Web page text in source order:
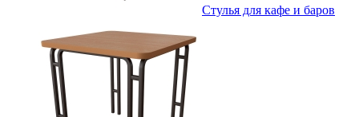
Стулья для кафе и баров